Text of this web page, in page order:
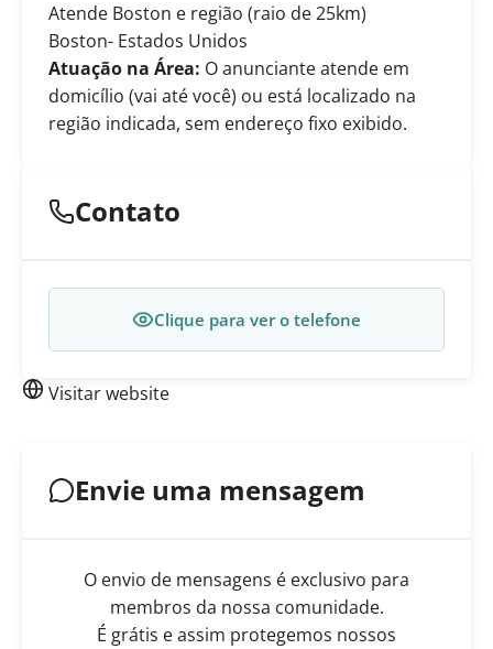
Atende Boston e região (raio de 25km)
Boston- Estados Unidos
Atuação na Área: O anunciante atende em
domicílio (vai até você) ou está localizado na
região indicada, sem endereço fixo exibido.
Contato
Clique para ver o telefone
Visitar website
Envie uma mensagem
O envio de mensagens é exclusivo para
membros da nossa comunidade.
É grátis e assim protegemos nossos